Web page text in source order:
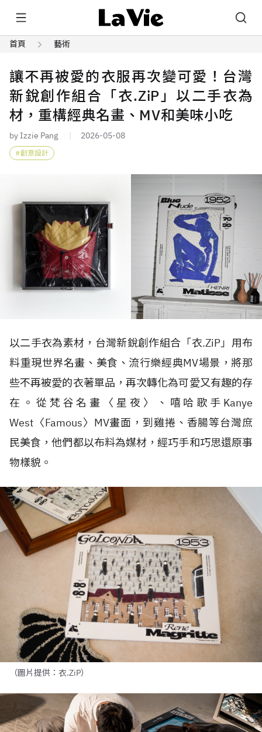
首頁 藝術
讓不再被愛的衣服再次變可愛！台灣
新銳創作組合「衣.ZiP」以二手衣為
材，重構經典名畫、MV和美味小吃
by Izzie Pang 2026-05-08
創意設計
以二手衣為素材，台灣新銳創作組合「衣.ZiP」用布
料重現世界名畫、美食、流行樂經典MV場景，將那
些不再被愛的衣著單品，再次轉化為可愛又有趣的存
在。從梵谷名畫〈星夜〉、嘻哈歌手 Kanye
West 〈Famous〉 MV畫面，到雞捲、香腸等台灣庶
民美食，他們都以布料為媒材，經巧手和巧思還原事
物樣貌。
（圖片提供：衣.ZiP）